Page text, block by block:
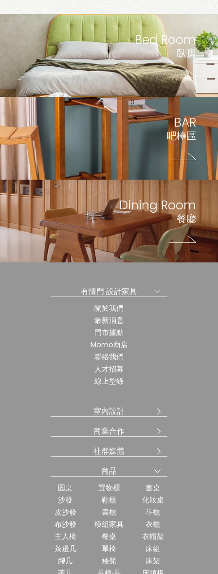
Bed Room
臥房
BAR
吧檯區
Dining Room
餐廳
有情門 設計家具
關於我們
最新消息
門市據點
Momo商店
聯絡我們
人才招募
線上型錄
室內設計
商業合作
社群媒體
商品
圓桌
沙發
皮沙發
布沙發
主人椅
茶邊几
腳几
置物櫃
鞋櫃
書櫃
模組家具
餐桌
單椅
矮凳
書桌
化妝桌
斗櫃
衣櫃
衣帽架
床組
床架